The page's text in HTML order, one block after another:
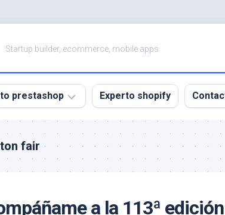
Startup builder, ecommerce, mobile apps
prestashop Experto shopify
fair
a la 113ª